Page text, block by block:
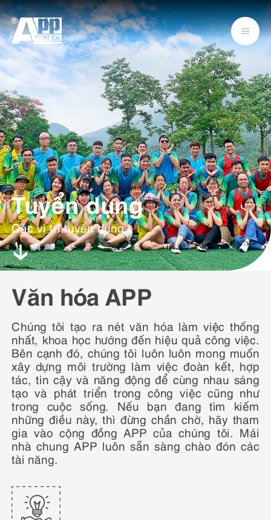
Tuyển dụng
Các vị trí tuyển dụng
Văn hóa APP
Chúng tôi tạo ra nét văn hóa làm việc thống
nhất, khoa học hướng đến hiệu quả công việc.
Bên cạnh đó, chúng tôi luôn luôn mong muốn
xây dựng môi trường làm việc đoàn kết, hợp
tác, tin cậy và năng động để cùng nhau sáng
tạo và phát triển trong công việc cũng như
trong cuộc sống. Nếu bạn đang tìm kiếm
những điều này, thì đừng chần chờ, hãy tham
gia vào cộng đồng APP của chúng tôi. Mái
nhà chung APP luôn sẵn sàng chào đón các
tài năng.